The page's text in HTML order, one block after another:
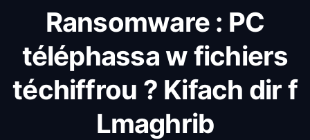
Ransomware : PC
téléphassa w fichiers
téchiffrou ? Kifach dir f
Lmaghrib